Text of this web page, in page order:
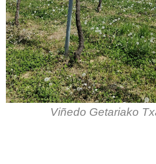
Viñedo Getariako